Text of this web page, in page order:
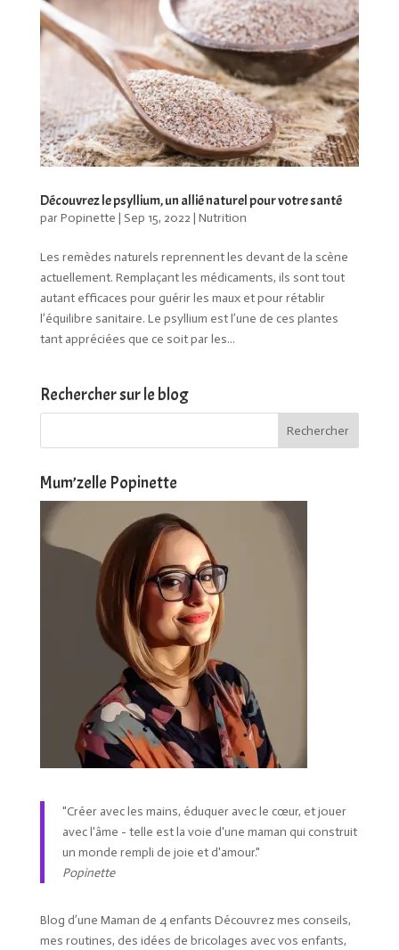
Découvrez le psyllium, un allié naturel pour votre santé
parPopinette | Sep 15, 2022 | Nutrition
Les remèdes naturels reprennent les devant de la scène
actuellement. Remplaçant les médicaments, ils sont tout
autant efficaces pour guérir les maux et pour rétablir
l’équilibre sanitaire. Le psyllium est l’une de ces plantes
tant appréciées que ce soit par les...
Rechercher sur le blog
Mum’zelle Popinette
"Créer avec les mains, éduquer avec le cœur, et jouer
avec l'âme - telle est la voie d'une maman qui construit
un monde rempli de joie et d'amour."
Popinette
Blog d’une Maman de 4 enfants Découvrez mes conseils,
mes routines, des idées de bricolages avec vos enfants,